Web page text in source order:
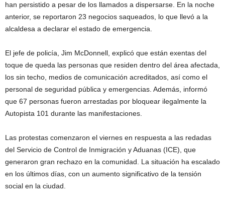
han persistido a pesar de los llamados a dispersarse. En la noche
anterior, se reportaron 23 negocios saqueados, lo que llevó a la
alcaldesa a declarar el estado de emergencia.
El jefe de policía, Jim McDonnell, explicó que están exentas del
toque de queda las personas que residen dentro del área afectada,
los sin techo, medios de comunicación acreditados, así como el
personal de seguridad pública y emergencias. Además, informó
que 67 personas fueron arrestadas por bloquear ilegalmente la
Autopista 101 durante las manifestaciones.
Las protestas comenzaron el viernes en respuesta a las redadas
del Servicio de Control de Inmigración y Aduanas (ICE), que
generaron gran rechazo en la comunidad. La situación ha escalado
en los últimos días, con un aumento significativo de la tensión
social en la ciudad.